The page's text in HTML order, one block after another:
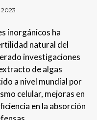
2023
inorgánicos ha
natural del
investigaciones
de algas
a nivel mundial por
celular, mejoras en
en la absorción